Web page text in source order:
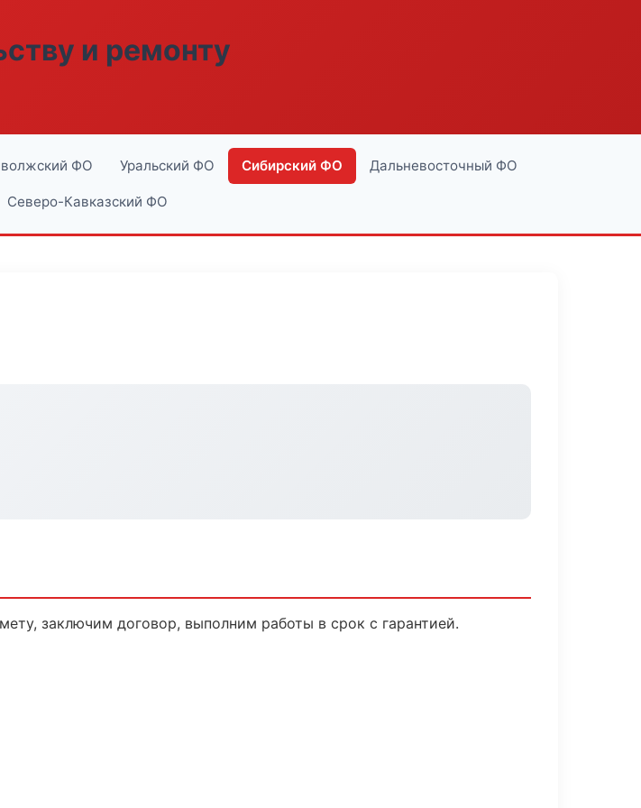
и ремонту
ФО Уральский ФО Сибирский ФО Дальневосточный ФО
Северо-Кавказский ФО
заключим договор, выполним работы в срок с гарантией.